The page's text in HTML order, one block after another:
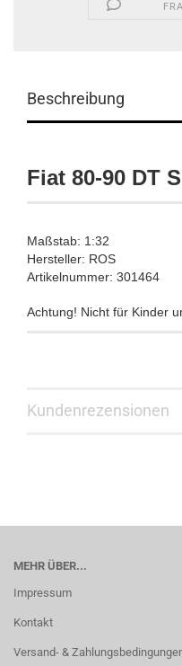
Beschreibung
Fiat 80-90 DT
Maßstab: 1:32
Hersteller: ROS
Artikelnummer: 301464
Achtung! Nicht für Kinder
Kundenrezensionen
MEHR ÜBER...
Impressum
Kontakt
Versand- &